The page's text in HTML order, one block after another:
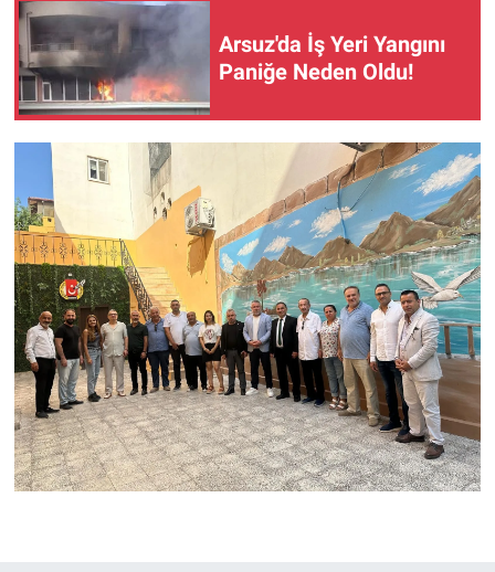
Arsuz'da İş Yeri Yangını
Paniğe Neden Oldu!